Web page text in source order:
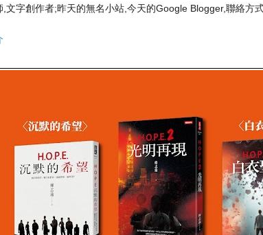
,文字創作者;昨天的無名小站,今天的Google Blogger,聯絡方